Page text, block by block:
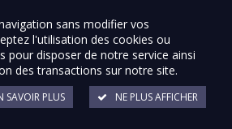
sans modifier vos
l'utilisation des cookies ou
pour disposer de notre service ainsi
des transactions sur notre site.
NE PLUS AFFICHER
SAVOIR PLUS